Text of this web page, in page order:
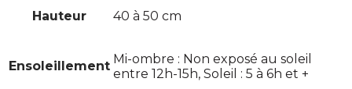
Hauteur 40 à 50 cm
Ensoleillement Mi-ombre : Non exposé au soleil
entre 12h-15h, Soleil : 5 à 6h et +